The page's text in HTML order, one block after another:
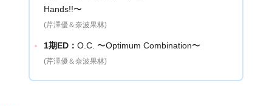
Hands!!〜
(芹澤優＆奈波果林)
1期ED：O.C. 〜Optimum Combination〜
(芹澤優＆奈波果林)